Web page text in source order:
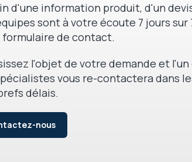
d'une information produit, d'un
sont à votre écoute 7 jours sur
formulaire de contact.
l'objet de votre demande et l'un
vous re-contactera dans
délais.
nous